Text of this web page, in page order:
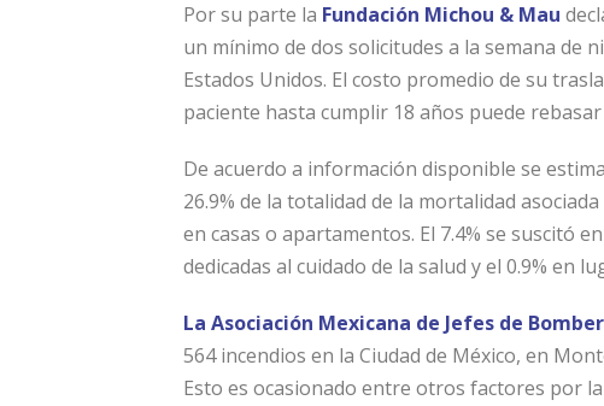
Por su parte la Fundación Michou & Mau
un mínimo de dos solicitudes a la semana de
Estados Unidos. El costo promedio de su
paciente hasta cumplir 18 años puede
De acuerdo a información disponible se
26.9% de la totalidad de la mortalidad
en casas o apartamentos. El 7.4% se suscitó
dedicadas al cuidado de la salud y el 0.9% en
La Asociación Mexicana de Jefes de
564 incendios en la Ciudad de México, en
Esto es ocasionado entre otros factores por